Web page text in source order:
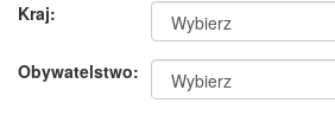
Kraj:
Obywatelstwo: